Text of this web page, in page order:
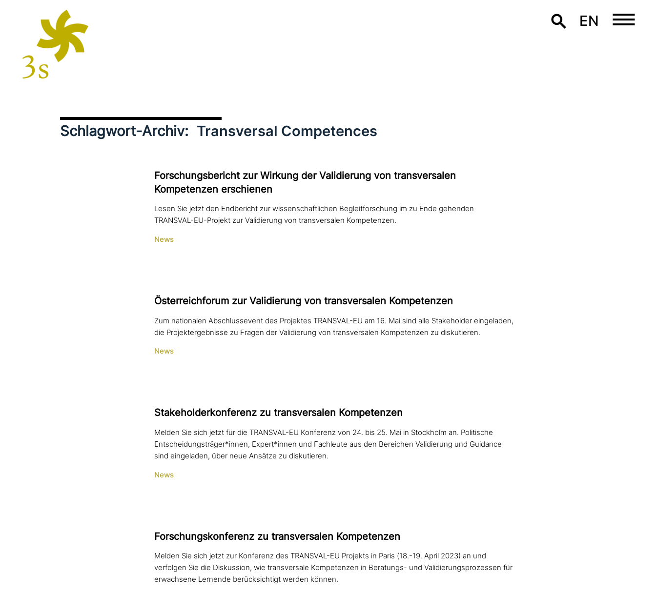
EN
Schlagwort-Archiv: Transversal Competences
Forschungsbericht zur Wirkung der Validierung von trans­ver­sa­len
Kompetenzen erschienen
Lesen Sie jetzt den Endbericht zur wissenschaftlichen Begleitforschung im zu Ende gehenden
TRANSVAL-EU-Projekt zur Validierung von transversalen Kompetenzen.
News
Österreichforum zur Validierung von trans­ver­sa­len Kompetenzen
Zum nationalen Abschlussevent des Projektes TRANSVAL-EU am 16. Mai sind alle Stakeholder eingeladen,
die Projektergebnisse zu Fragen der Validierung von transversalen Kompetenzen zu diskutieren.
News
Stakeholderkonferenz zu trans­ver­sa­len Kompetenzen
Melden Sie sich jetzt für die TRANSVAL-EU Konferenz von 24. bis 25. Mai in Stockholm an. Politische
Entscheidungsträger*innen, Expert*innen und Fachleute aus den Bereichen Validierung und Guidance
sind eingeladen, über neue Ansätze zu diskutieren.
News
Forschungskonferenz zu trans­ver­sa­len Kompetenzen
Melden Sie sich jetzt zur Konferenz des TRANSVAL-EU Projekts in Paris (18.-19. April 2023) an und
verfolgen Sie die Diskussion, wie transversale Kompetenzen in Beratungs- und Validierungsprozessen für
erwachsene Lernende berücksichtigt werden können.